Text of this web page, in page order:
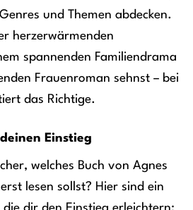
und Themen abdecken.
herzerwärmenden
spannenden Familiendrama
Frauenroman sehnst – bei
das Richtige.
Einstieg
welches Buch von Agnes
lesen sollst? Hier sind ein